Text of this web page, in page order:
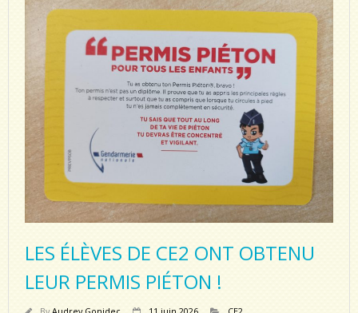
LES ÉLÈVES DE CE2 ONT OBTENU
LEUR PERMIS PIÉTON !